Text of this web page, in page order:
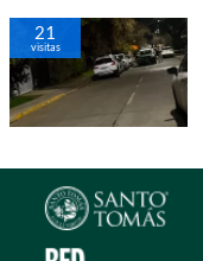
21
visitas